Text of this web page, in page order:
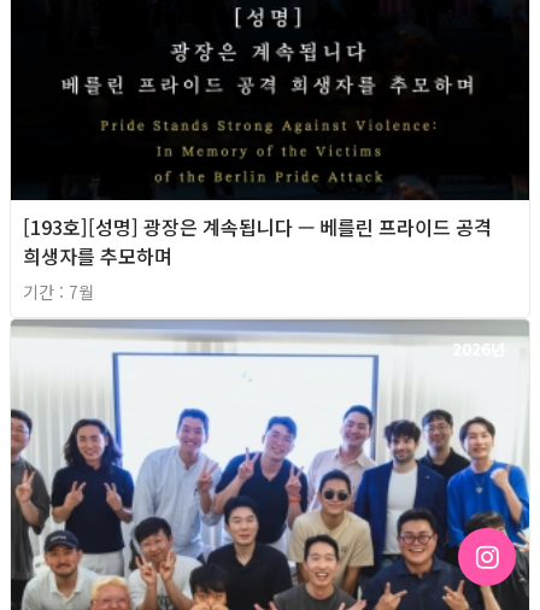
[193호][성명] 광장은 계속됩니다 — 베를린 프라이드 공격
희생자를 추모하며
기간 : 7월
2026년